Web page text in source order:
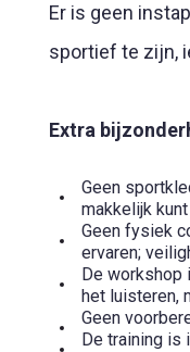
Er is geen
sportief te zijn,
Extra
Geen
makkelijk
Geen fysiek
ervaren;
De workshop
het luisteren,
Geen
De training is